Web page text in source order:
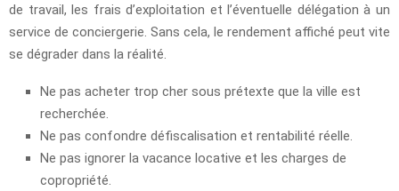
de travail, les frais d’exploitation et l’éventuelle délégation à un
service de conciergerie. Sans cela, le rendement affiché peut vite
se dégrader dans la réalité.
Ne pas acheter trop cher sous prétexte que la ville est
recherchée.
Ne pas confondre défiscalisation et rentabilité réelle.
Ne pas ignorer la vacance locative et les charges de
copropriété.